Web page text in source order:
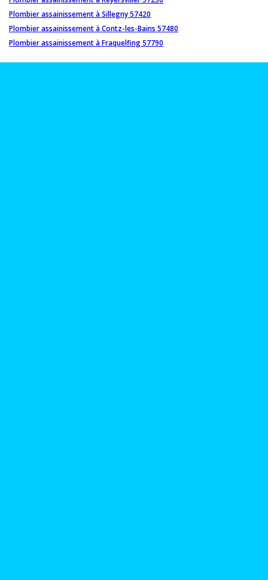
Plombier assainissement à Sillegny 57420
Plombier assainissement à Contz-les-Bains 57480
Plombier assainissement à Fraquelfing 57790